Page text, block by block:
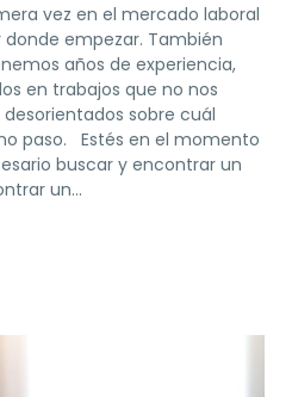
vez en el mercado laboral
empezar. También
años de experiencia,
en trabajos que no nos
sobre cuál
paso. Estés en el momento
buscar y encontrar un
un...